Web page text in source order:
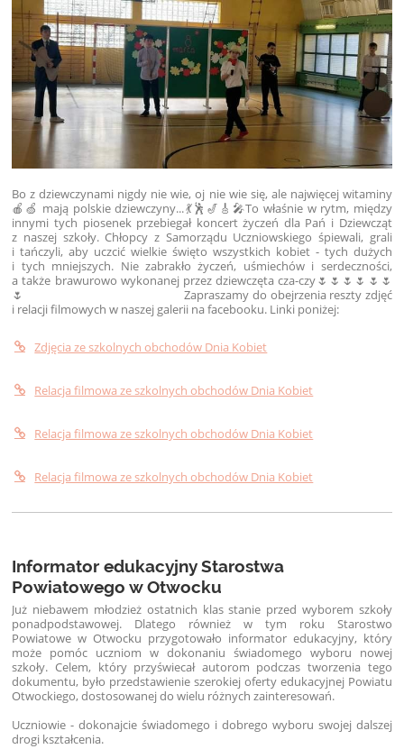
Bo z dziewczynami nigdy nie wie, oj nie wie się, ale najwięcej witaminy
🍎🍏 mają polskie dziewczyny...💃🕺🎷🎸🎤To właśnie w rytm, między
innymi tych piosenek przebiegał koncert życzeń dla Pań i Dziewcząt
z naszej szkoły. Chłopcy z Samorządu Uczniowskiego śpiewali, grali
i tańczyli, aby uczcić wielkie święto wszystkich kobiet - tych dużych
i tych mniejszych. Nie zabrakło życzeń, uśmiechów i serdeczności,
a także brawurowo wykonanej przez dziewczęta cza-czy🌷🌷🌷🌷🌷🌷
🌷 Zapraszamy do obejrzenia reszty zdjęć
i relacji filmowych w naszej galerii na facebooku. Linki poniżej:
Zdjęcia ze szkolnych obchodów Dnia Kobiet
Relacja filmowa ze szkolnych obchodów Dnia Kobiet
Relacja filmowa ze szkolnych obchodów Dnia Kobiet
Relacja filmowa ze szkolnych obchodów Dnia Kobiet
Informator edukacyjny Starostwa
Powiatowego w Otwocku
Już niebawem młodzież ostatnich klas stanie przed wyborem szkoły
ponadpodstawowej. Dlatego również w tym roku Starostwo
Powiatowe w Otwocku przygotowało informator edukacyjny, który
może pomóc uczniom w dokonaniu świadomego wyboru nowej
szkoły. Celem, który przyświecał autorom podczas tworzenia tego
dokumentu, było przedstawienie szerokiej oferty edukacyjnej Powiatu
Otwockiego, dostosowanej do wielu różnych zainteresowań.
Uczniowie - dokonajcie świadomego i dobrego wyboru swojej dalszej
drogi kształcenia.